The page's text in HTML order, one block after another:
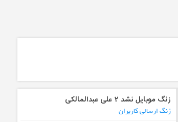
زنگ موبایل نشد ۲ علی عبدالمالکی
زنگ ارسالی کاربران